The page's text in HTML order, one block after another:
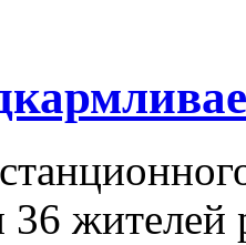
36 жителей